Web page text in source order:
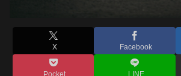
X Facebook